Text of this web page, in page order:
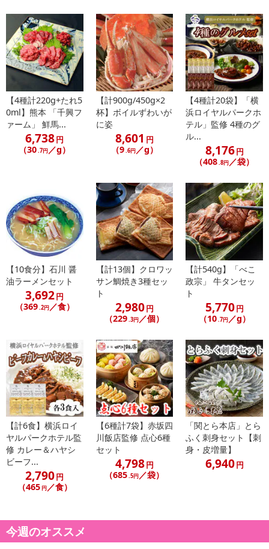
伝票番号がマイページに表示されない場合もございます。
【配送日時の指定について】
※配送日時の指定が可能な商品の場合、商品によってご指定できる
配送日、配送時間が異なる可能性がございます。
カート機能をご利用の場合は、配送日時指定をご利用いただけませ
ん。
発送日カレンダー
休業日
その他共通および商品カテゴリー別注意事項（※必ずご確認くだ
こちらの情報は2026年07月09日 時点での情報となります。
【4種計220g+たれ5
0ml】熊本 「千興フ
ァーム」 鮮馬...
6,738円
（30.7円／g）
【計900g/450g×2
杯】ボイルずわいが
に姿
8,601 円
（9.6円／g）
【4種計20袋】「横
浜ロイヤルパークホ
テル」監修 4種のグ
ル...
8,176円
（408.8円／袋）
【10食分】石川 醤
油ラーメンセット
3,692円
（369 .2円／食）
【計13個】クロワッ
サン鯛焼き3種セッ
ト
2,980円
（229 .3円 ／個）
【計540g】「べこ
政宗」 牛タンセッ
ト
5,770円
（10 .7円／g）
【計6食】横浜ロイ
ヤルパークホテル監
修 カレー＆ハヤシ
ビーフ...
2,790円
（465 円／食）
【6種計7袋】赤坂四
川飯店監修 点心6種
セット
4,798円
（685.5円／袋）
「関とら本店」とら
ふく刺身セット【刺
身・皮増量】
6,940円
今週のオススメ